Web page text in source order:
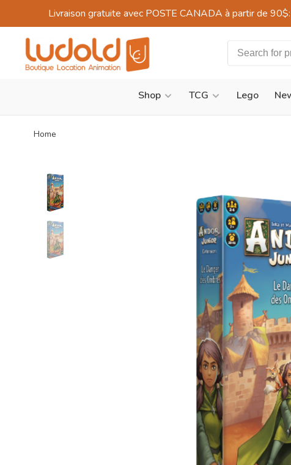
Livraison gratuite avec POSTE CANADA à partir de
Shop TCG Lego
Home